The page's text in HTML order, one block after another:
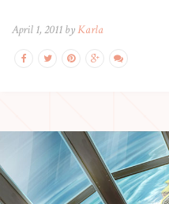
April 1, 2011 byKarla